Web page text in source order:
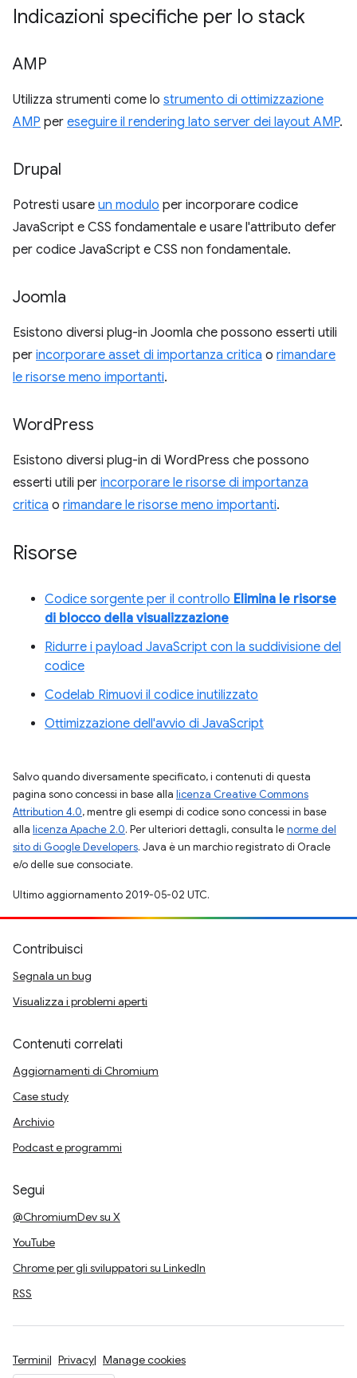
Indicazioni specifiche per lo stack
AMP
Utilizza strumenti come lo strumento di ottimizzazione
AMP per eseguire il rendering lato server dei layout AMP.
Drupal
Potresti usare un modulo per incorporare codice
JavaScript e CSS fondamentale e usare l'attributo defer
per codice JavaScript e CSS non fondamentale.
Joomla
Esistono diversi plug-in Joomla che possono esserti utili
per incorporare asset di importanza critica o rimandare
le risorse meno importanti.
WordPress
Esistono diversi plug-in di WordPress che possono
esserti utili per incorporare le risorse di importanza
critica o rimandare le risorse meno importanti.
Risorse
Codice sorgente per il controllo Elimina le risorse
di blocco della visualizzazione
Ridurre i payload JavaScript con la suddivisione del
codice
Codelab Rimuovi il codice inutilizzato
Ottimizzazione dell'avvio di JavaScript
Salvo quando diversamente specificato, i contenuti di questa
pagina sono concessi in base alla licenza Creative Commons
Attribution 4.0, mentre gli esempi di codice sono concessi in base
alla licenza Apache 2.0. Per ulteriori dettagli, consulta lenorme del
sito di Google Developers. Java è un marchio registrato di Oracle
e/o delle sue consociate.
Ultimo aggiornamento 2019-05-02 UTC.
Contribuisci
Segnala un bug
Visualizza i problemi aperti
Contenuti correlati
Aggiornamenti di Chromium
Case study
Archivio
Podcast e programmi
Segui
@ChromiumDev su X
YouTube
Chrome per gli sviluppatori su LinkedIn
RSS
Termini Privacy Manage cookies